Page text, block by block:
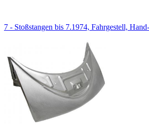
7 - Stoßstangen bis 7.1974, Fahrgestell,